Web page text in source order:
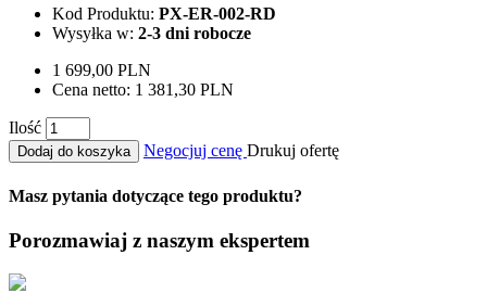
Kod Produktu: PX-ER-002-RD
Wysyłka w: 2-3 dni robocze
1 699,00 PLN
Cena netto: 1 381,30 PLN
Ilość
Dodaj do koszyka Negocjuj cenę Drukuj ofertę
Masz pytania dotyczące tego produktu?
Porozmawiaj z naszym ekspertem